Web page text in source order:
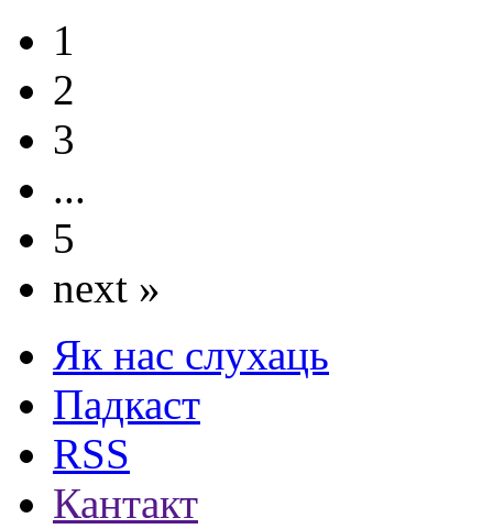
1
2
3
...
5
next »
Як нас слухаць
Падкаст
RSS
Кантакт